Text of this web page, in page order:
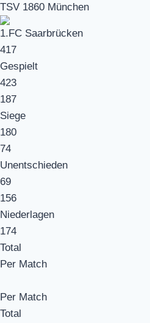
TSV 1860 München
1.FC Saarbrücken
417
Gespielt
423
187
Siege
180
74
Unentschieden
69
156
Niederlagen
174
Total
Per Match
Per Match
Total